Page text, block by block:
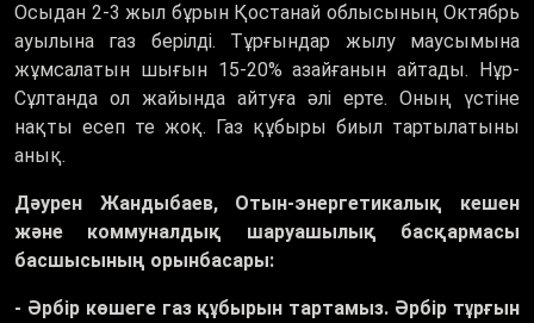
Осыдан 2-3 жыл бұрын Қостанай облысының Октябрь
ауылына газ берілді. Тұрғындар жылу маусымына
жұмсалатын шығын 15-20% азайғанын айтады. Нұр-
Сұлтанда ол жайында айтуға әлі ерте. Оның үстіне
нақты есеп те жоқ. Газ құбыры биыл тартылатыны
анық.
Дәурен Жандыбаев, Отын-энергетикалық кешен
және коммуналдық шаруашылық басқармасы
басшысының орынбасары:
- Әрбір көшеге газ құбырын тартамыз. Әрбір тұрғын